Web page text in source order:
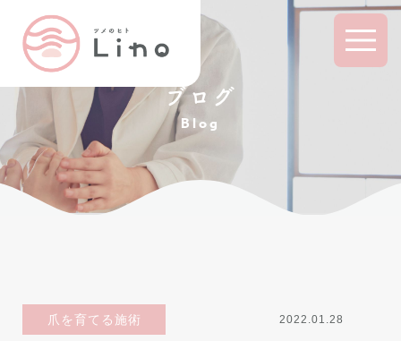
ブログ
Blog
爪を育てる施術 2022.01.28